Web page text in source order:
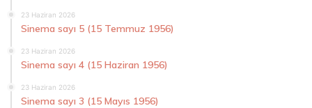
23 Haziran 2026
Sinema sayı 5 (15 Temmuz 1956)
23 Haziran 2026
Sinema sayı 4 (15 Haziran 1956)
23 Haziran 2026
Sinema sayı 3 (15 Mayıs 1956)